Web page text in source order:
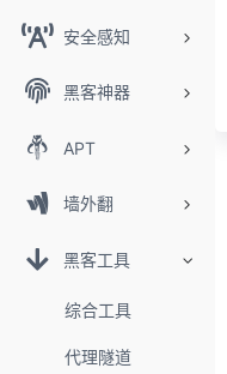
安全感知
黑客神器
APT
墙外翻
黑客工具
综合工具
代理隧道